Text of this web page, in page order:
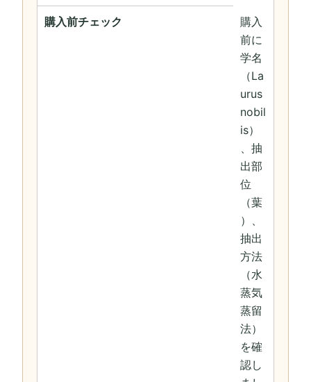
購入前チェック
購入
前に
学名
（La
urus
nobil
is）
、抽
出部
位
（葉
）、
抽出
方法
（水
蒸気
蒸留
法）
を確
認し